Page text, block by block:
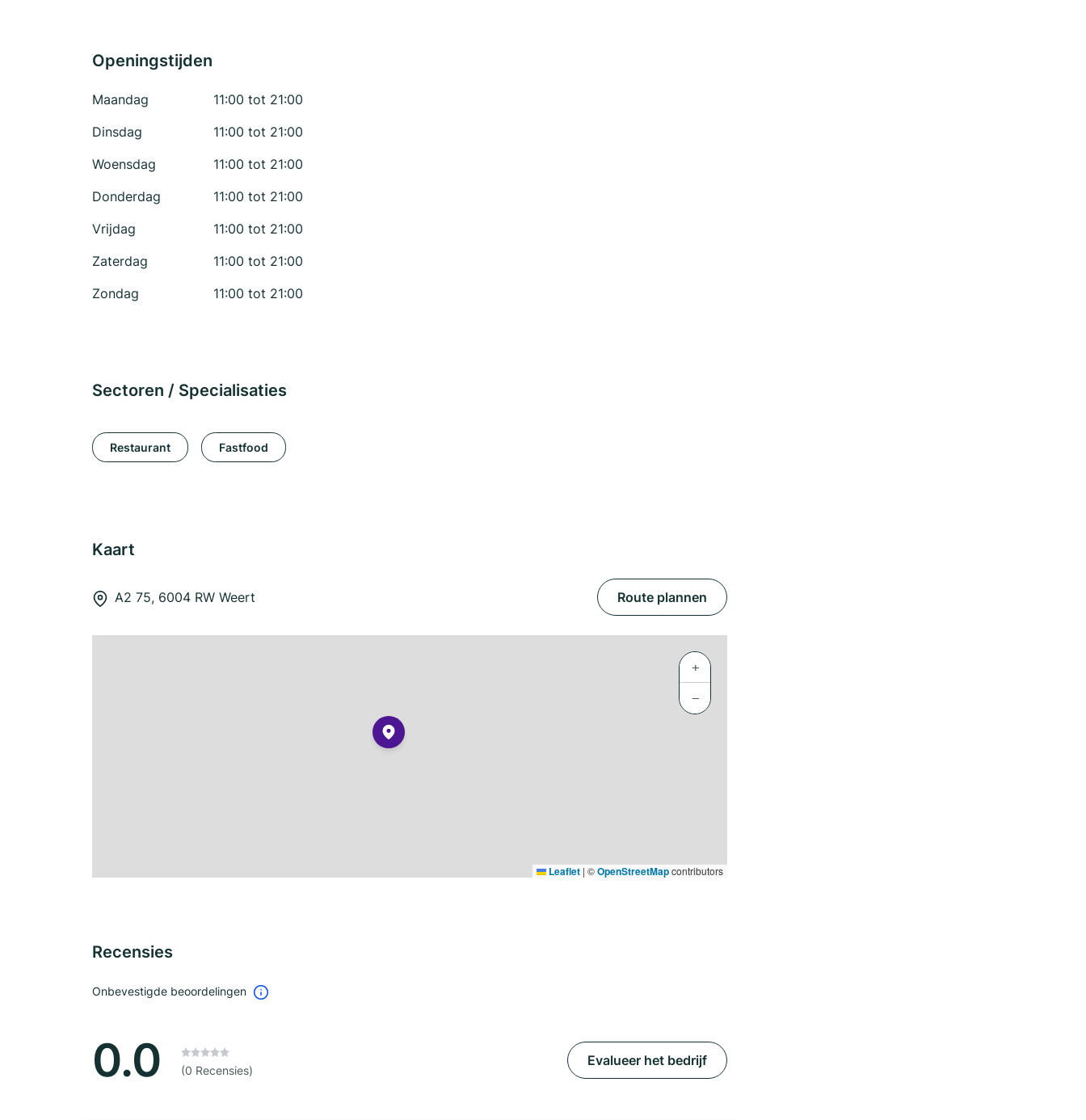
Openingstijden
Maandag
11:00 tot 21:00
Dinsdag
11:00 tot 21:00
Woensdag
11:00 tot 21:00
Donderdag
11:00 tot 21:00
Vrijdag
11:00 tot 21:00
Zaterdag
11:00 tot 21:00
Zondag
11:00 tot 21:00
Sectoren / Specialisaties
Restaurant Fastfood
Kaart
A2 75, 6004 RW Weert Route plannen
+
−
Leaflet | ©OpenStreetMapcontributors
Recensies
Onbevestigde beoordelingen
0.0 (0 Recensies)
Evalueer het bedrijf